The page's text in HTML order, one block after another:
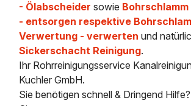
- Ölabscheider sowie
- entsorgen respektive
Verwertung - verwerten und
Sickerschacht Reinigung.
Ihr Rohrreinigungsservice
Kuchler GmbH.
Sie benötigen schnell & Dringend